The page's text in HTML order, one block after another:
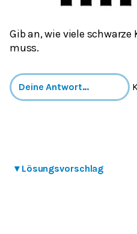
Gib an, wie viele
muss.
▾ Lösungsvorschlag